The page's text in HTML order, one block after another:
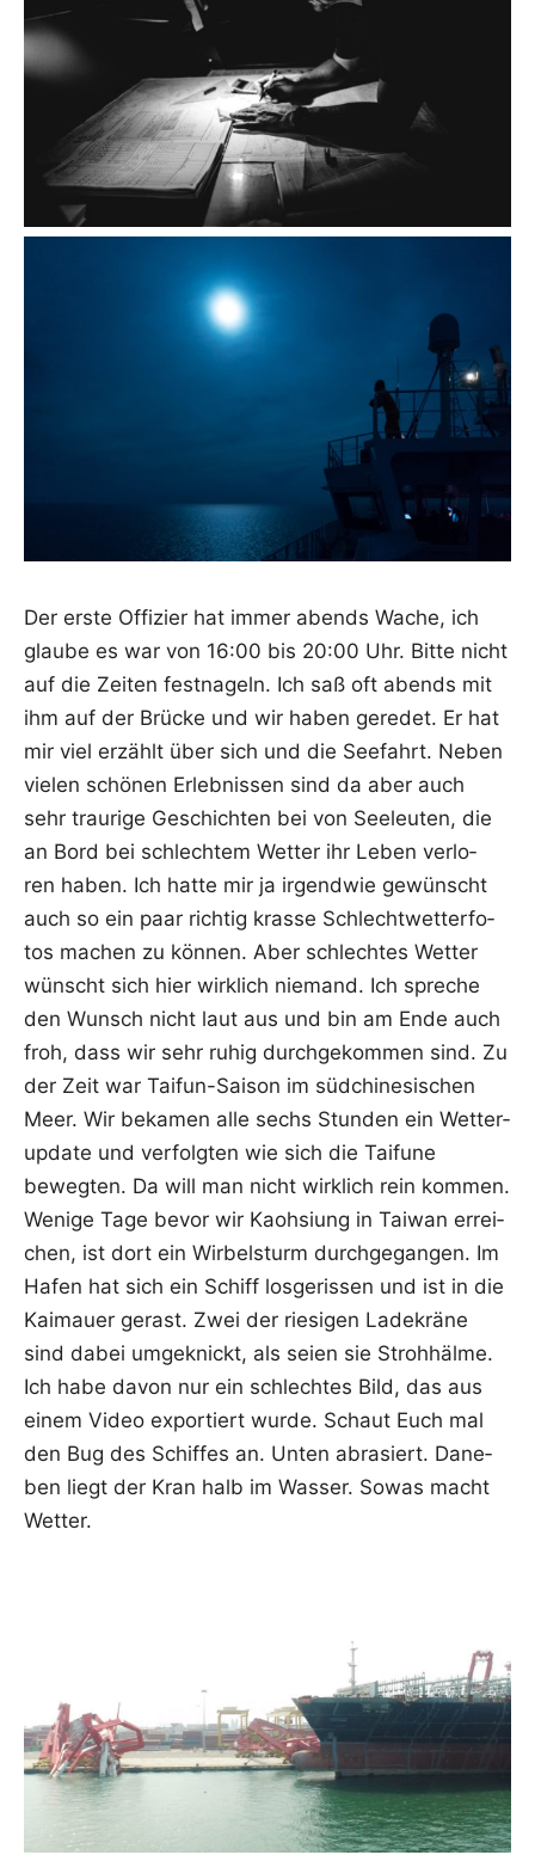
Der ers­te Offi­zier hat immer abends Wache, ich
glau­be es war von 16:00 bis 20:00 Uhr. Bit­te nicht
auf die Zei­ten fest­na­geln. Ich saß oft abends mit
ihm auf der Brü­cke und wir haben gere­det. Er hat
mir viel erzählt über sich und die See­fahrt. Neben
vie­len schö­nen Erleb­nis­sen sind da aber auch
sehr trau­ri­ge Geschich­ten bei von See­leu­ten, die
an Bord bei schlech­tem Wet­ter ihr Leben ver­lo­
ren haben. Ich hat­te mir ja irgend­wie gewünscht
auch so ein paar rich­tig kras­se Schlecht­wet­ter­fo­
tos machen zu kön­nen. Aber schlech­tes Wet­ter
wünscht sich hier wirk­lich nie­mand. Ich spre­che
den Wunsch nicht laut aus und bin am Ende auch
froh, dass wir sehr ruhig durch­ge­kom­men sind. Zu
der Zeit war Tai­fun-Sai­son im süd­chi­ne­si­schen
Meer. Wir beka­men alle sechs Stun­den ein Wet­ter­
up­date und ver­folg­ten wie sich die Tai­fu­ne
beweg­ten. Da will man nicht wirk­lich rein kom­men.
Weni­ge Tage bevor wir Kaoh­si­ung in Tai­wan errei­
chen, ist dort ein Wir­bel­sturm durch­ge­gan­gen. Im
Hafen hat sich ein Schiff los­ge­ris­sen und ist in die
Kai­mau­er gerast. Zwei der rie­si­gen Lade­krä­ne
sind dabei umge­knickt, als sei­en sie Stroh­häl­me.
Ich habe davon nur ein schlech­tes Bild, das aus
einem Video expor­tiert wur­de. Schaut Euch mal
den Bug des Schif­fes an. Unten abra­siert. Dane­
ben liegt der Kran halb im Was­ser. Sowas macht
Wetter.